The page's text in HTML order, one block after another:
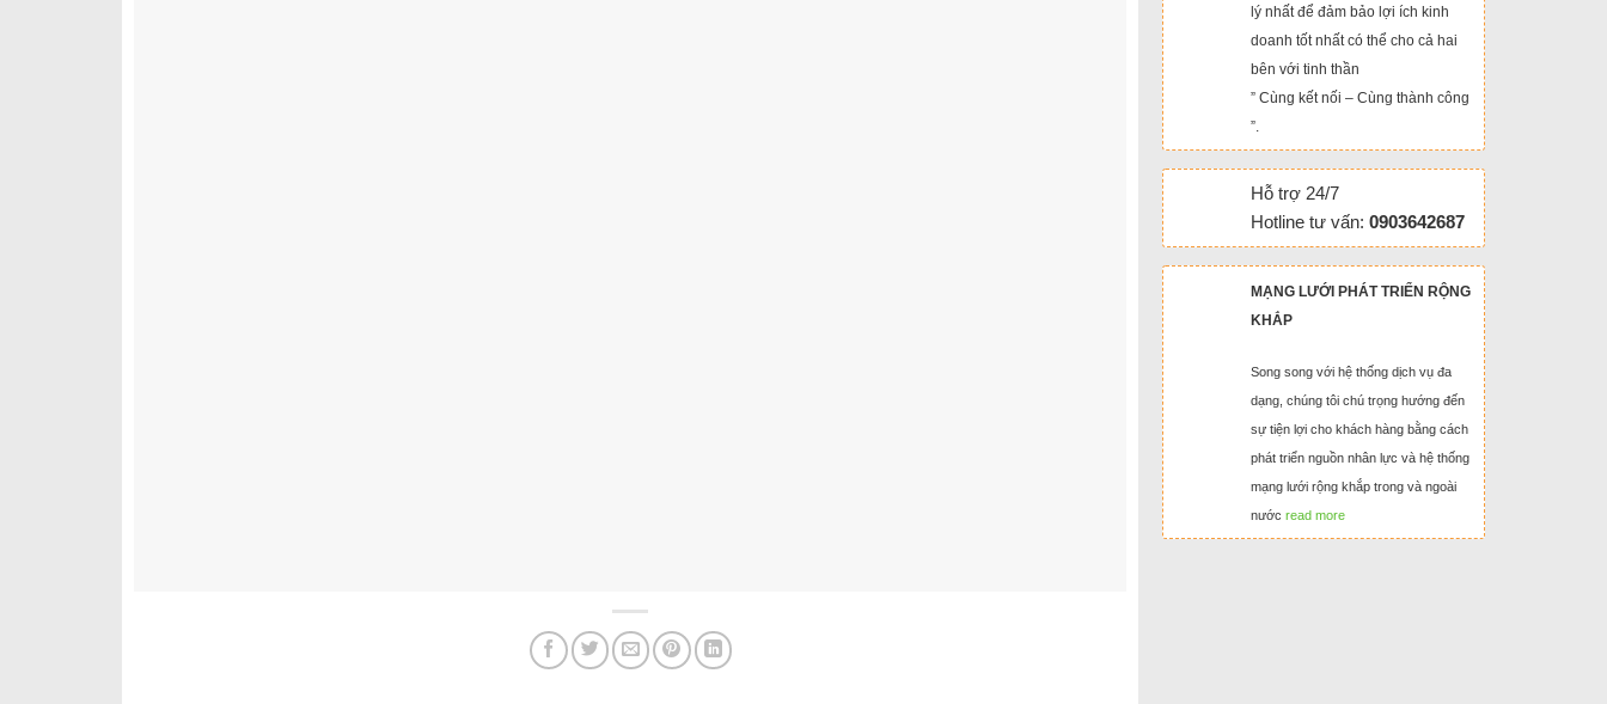
lý nhất để đảm bảo lợi ích kinh
doanh tốt nhất có thể cho cả hai
bên với tinh thần
” Cùng kết nối – Cùng thành công
”.
Hỗ trợ 24/7
Hotline tư vấn:0903642687
MẠNG LƯỚI PHÁT TRIỂN RỘNG
KHẮP
Song song với hệ thống dịch vụ đa
dạng, chúng tôi chú trọng hướng đến
sự tiện lợi cho khách hàng bằng cách
phát triển nguồn nhân lực và hệ thống
mạng lưới rộng khắp trong và ngoài
nướcread more